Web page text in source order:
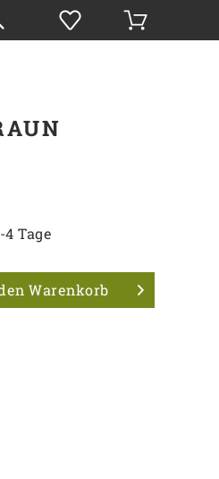
Tage
Warenkorb